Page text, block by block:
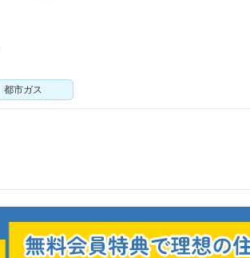
都市ガス